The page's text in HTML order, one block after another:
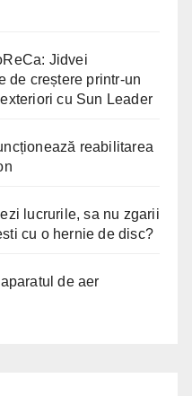
Jidvei
de creștere printr-un
cu Sun Leader
reabilitarea
lucrurile, sa nu zgarii
cu o hernie de disc?
de aer